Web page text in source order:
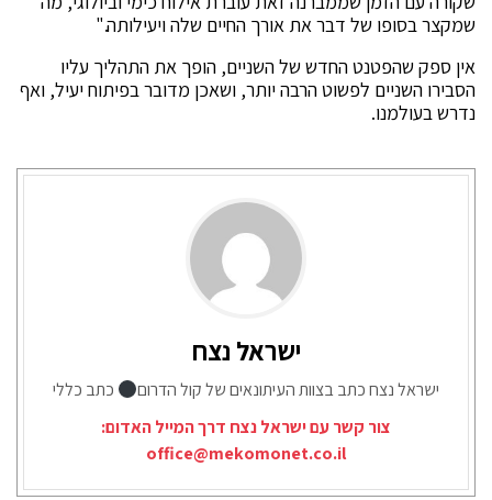
שמקצר בסופו של דבר את אורך החיים שלה ויעילותה."
אין ספק שהפטנט החדש של השניים, הופך את התהליך עליו
הסבירו השניים לפשוט הרבה יותר, ושאכן מדובר בפיתוח יעיל, ואף
נדרש בעולמנו.
ישראל נצח
ישראל נצח כתב בצוות העיתונאים של קול הדרום
כתב כללי
צור קשר עם ישראל נצח דרך המייל האדום:
office@mekomonet.co.il